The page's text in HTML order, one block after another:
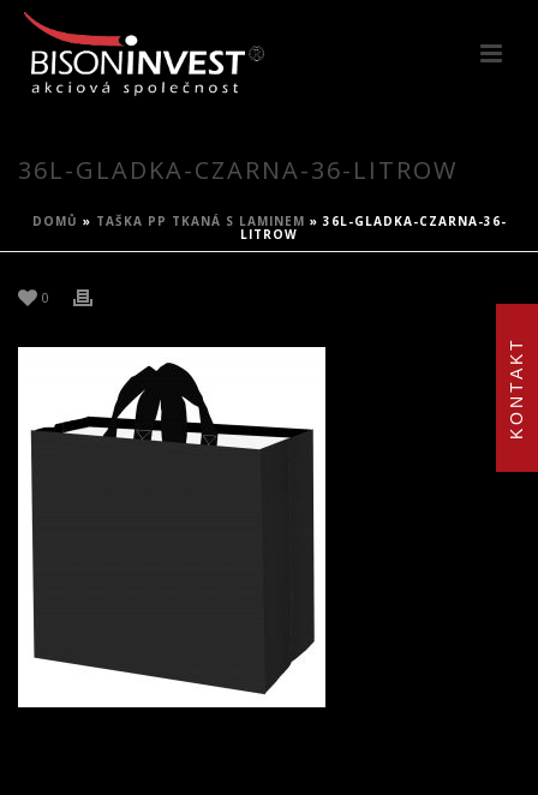
KONTAKT
36L-GLADKA-CZARNA-36-LITROW
DOMŮ » TAŠKA PP TKANÁ S LAMINEM »36L-GLADKA-CZARNA-36-
LITROW
0